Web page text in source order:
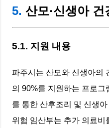
5. 산모·신생아 건
5.1. 지원 내용
파주시는 산모와 신생아의
의 90%를 지원하는 프로그
를 통한 산후조리 및 신생
위험 임산부는 추가 의료비